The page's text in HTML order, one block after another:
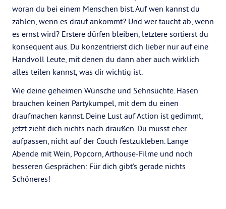
woran du bei einem Menschen bist. Auf wen kannst du
zählen, wenn es drauf ankommt? Und wer taucht ab, wenn
es ernst wird? Erstere dürfen bleiben, letztere sortierst du
konsequent aus. Du konzentrierst dich lieber nur auf eine
Handvoll Leute, mit denen du dann aber auch wirklich
alles teilen kannst, was dir wichtig ist.
Wie deine geheimen Wünsche und Sehnsüchte. Hasen
brauchen keinen Partykumpel, mit dem du einen
draufmachen kannst. Deine Lust auf Action ist gedimmt,
jetzt zieht dich nichts nach draußen. Du musst eher
aufpassen, nicht auf der Couch festzukleben. Lange
Abende mit Wein, Popcorn, Arthouse-Filme und noch
besseren Gesprächen: Für dich gibt’s gerade nichts
Schöneres!